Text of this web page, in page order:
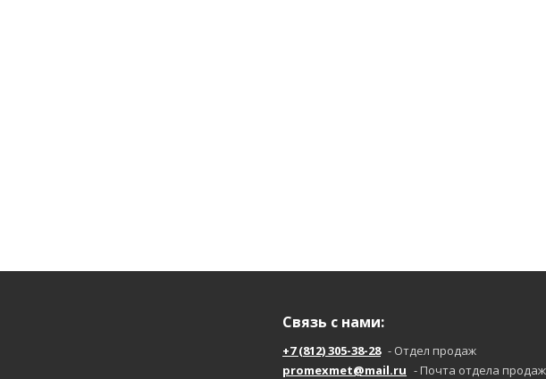
Связь с нами:
+7 (812) 305-38-28 - Отдел продаж
promexmet@mail.ru - Почта отдела продаж